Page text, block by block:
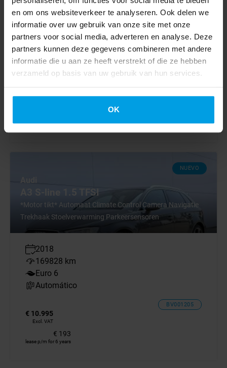
en om ons websiteverkeer te analyseren. Ook delen we
informatie over uw gebruik van onze site met onze
partners voor social media, adverteren en analyse. Deze
partners kunnen deze gegevens combineren met andere
informatie die u aan ze heeft verstrekt of die ze hebben
verzameld op basis van uw gebruik van hun services.
OK
2018
81367 km
Euro 6
Manual
BV000867
€ 11.445
€ 10.945
lease p/m for 6 years
NUEVO
Audi
A3 S-line 1.5 TFSI
*Motor tikt* Automaat Climate Control Camera Navigatie
Trekhaak Stoelverwarming Parkeersensoren
2018
169828 km
Euro 6
Automático
BV001205
€ 10.995
Excl. VAT
€ 193
lease p/m for 6 years